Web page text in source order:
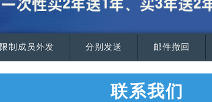
限制成员外发 分别发送 邮件撤回
联系我们